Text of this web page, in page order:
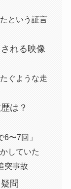
という証言
れる映像
ぐような走
は？
〜7回」
していた
突事故
問